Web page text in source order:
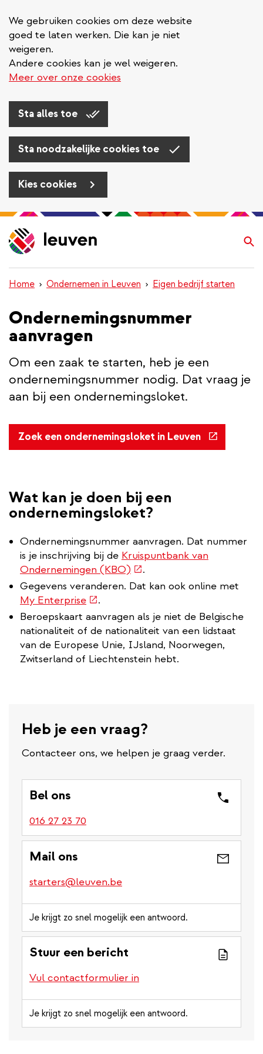
We gebruiken cookies om deze website
goed te laten werken. Die kan je niet
weigeren.
Andere cookies kan je wel weigeren.
Meer over onze cookies
Sta alles toe
Sta noodzakelijke cookies toe
Kies cookies
Overslaan
en
naar
inhoud
gaan
Home Ondernemen in Leuven Eigen bedrijf starten
Ondernemingsnummer
aanvragen
Om een zaak te starten, heb je een
ondernemingsnummer nodig. Dat vraag je
aan bij een ondernemingsloket.
Zoek een ondernemingsloket in Leuven(externe
link)
Wat kan je doen bij een
ondernemingsloket?
Ondernemingsnummer aanvragen. Dat nummer
is je inschrijving bij de Kruispuntbank van
Ondernemingen (KBO) (externe
link)
.
Gegevens veranderen. Dat kan ook online met
My Enterprise(externe
link)
.
Beroepskaart aanvragen als je niet de Belgische
nationaliteit of de nationaliteit van een lidstaat
van de Europese Unie, IJsland, Noorwegen,
Zwitserland of Liechtenstein hebt.
Heb je een vraag?
Contacteer ons, we helpen je graag verder.
Bel ons
016 27 23 70
Mail ons
starters@leuven.be
Je krijgt zo snel mogelijk een antwoord.
Stuur een bericht
Vul contactformulier in
Je krijgt zo snel mogelijk een antwoord.